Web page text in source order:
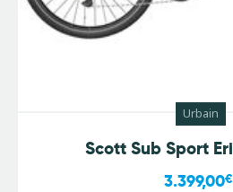
Urbain
Scott Sub Sport
3.399,00€